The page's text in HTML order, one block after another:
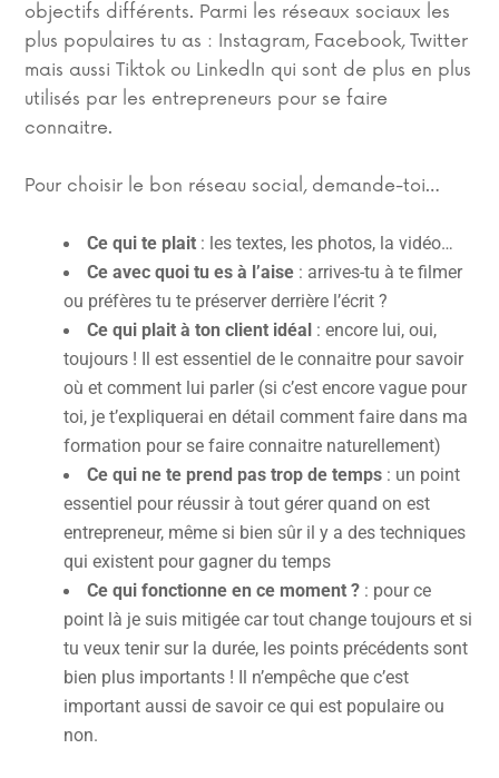
objectifs différents. Parmi les réseaux sociaux les
plus populaires tu as : Instagram, Facebook, Twitter
mais aussi Tiktok ou LinkedIn qui sont de plus en plus
utilisés par les entrepreneurs pour se faire
connaitre.
Pour choisir le bon réseau social, demande-toi…
Ce qui te plait : les textes, les photos, la vidéo…
Ce avec quoi tu es à l’aise : arrives-tu à te filmer
ou préfères tu te préserver derrière l’écrit ?
Ce qui plait à ton client idéal : encore lui, oui,
toujours ! Il est essentiel de le connaitre pour savoir
où et comment lui parler (si c’est encore vague pour
toi, je t’expliquerai en détail comment faire dans ma
formation pour se faire connaitre naturellement)
Ce qui ne te prend pas trop de temps : un point
essentiel pour réussir à tout gérer quand on est
entrepreneur, même si bien sûr il y a des techniques
qui existent pour gagner du temps
Ce qui fonctionne en ce moment ? : pour ce
point là je suis mitigée car tout change toujours et si
tu veux tenir sur la durée, les points précédents sont
bien plus importants ! Il n’empêche que c’est
important aussi de savoir ce qui est populaire ou
non.